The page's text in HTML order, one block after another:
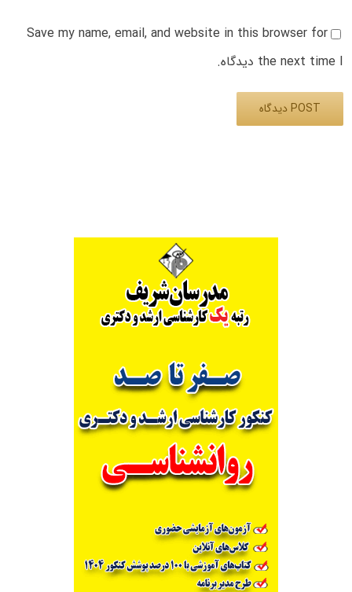
Save my name, email, and website in this browser for
the next time I دیدگاه.